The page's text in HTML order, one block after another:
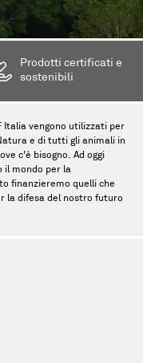
Prodotti certificati e
sostenibili
Italia vengono utilizzati per
e di tutti gli animali in
c'è bisogno. Ad oggi
il mondo per la
finanzieremo quelli che
la difesa del nostro futuro